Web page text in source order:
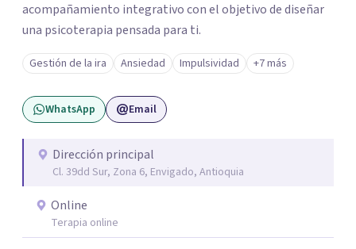
acompañamiento integrativo con el objetivo de diseñar
una psicoterapia pensada para ti.
Gestión de la ira Ansiedad Impulsividad +7 más
WhatsApp Email
Dirección principal
Cl. 39dd Sur, Zona 6, Envigado, Antioquia
Online
Terapia online